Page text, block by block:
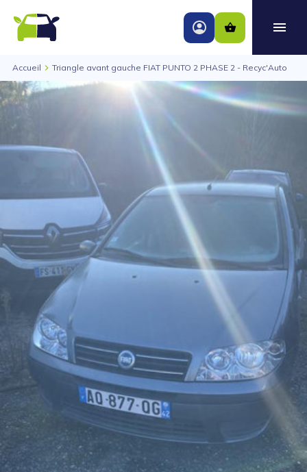
Accueil Triangle avant gauche FIAT PUNTO 2 PHASE 2 - Recyc'Auto